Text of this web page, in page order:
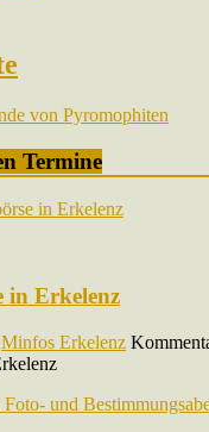
von Pyromophiten
Termine
in Erkelenz
Minfos Erkelenz